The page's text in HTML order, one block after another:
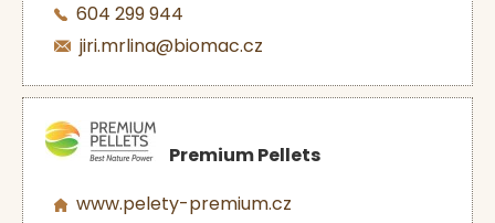
604 299 944
jiri.mrlina@biomac.cz
Premium Pellets
www.pelety-premium.cz